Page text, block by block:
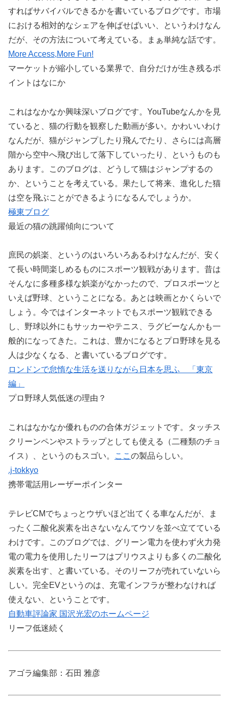
すればサバイバルできるかを書いているブログです。市場
における相対的なシェアを伸ばせばいい、というわけなん
だが、その方法について考えている。まぁ単純な話です。
More Access,More Fun!
マーケットが縮小している業界で、自分だけが生き残るポ
イントはなにか
これはなかなか興味深いブログです。YouTubeなんかを見
ていると、猫の行動を観察した動画が多い。かわいいわけ
なんだが、猫がジャンプしたり飛んでたり、さらには高層
階から空中へ飛び出して落下していったり、というものも
あります。このブログは、どうして猫はジャンプするの
か、ということを考えている。果たして将来、進化した猫
は空を飛ぶことができるようになるんでしょうか。
極東ブログ
最近の猫の跳躍傾向について
庶民の娯楽、というのはいろいろあるわけなんだが、安く
て長い時間楽しめるものにスポーツ観戦があります。昔は
そんなに多種多様な娯楽がなかったので、プロスポーツと
いえば野球、ということになる。あとは映画とかくらいで
しょう。今ではインターネットでもスポーツ観戦できる
し、野球以外にもサッカーやテニス、ラグビーなんかも一
般的になってきた。これは、豊かになるとプロ野球を見る
人は少なくなる、と書いているブログです。
ロンドンで怠惰な生活を送りながら日本を思ふ 「東京
編」
プロ野球人気低迷の理由？
これはなかなか優れものの合体ガジェットです。タッチス
クリーンペンやストラップとしても使える（二種類のチョ
イス）、というのもスゴい。
ここ の製品らしい。
.j-tokkyo
携帯電話用レーザーポインター
テレビCMでちょっとウザいほど出てくる車なんだが、ま
ったく二酸化炭素を出さないなんてウソを並べ立てている
わけです。このブログでは、グリーン電力を使わず火力発
電の電力を使用したリーフはプリウスよりも多くの二酸化
炭素を出す、と書いている。そのリーフが売れていないら
しい。完全EVというのは、充電インフラが整わなければ
使えない、ということです。
自動車評論家 国沢光宏のホームページ
リーフ低迷続く
アゴラ編集部：石田 雅彦